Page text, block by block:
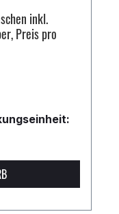
inkl.
Preis pro